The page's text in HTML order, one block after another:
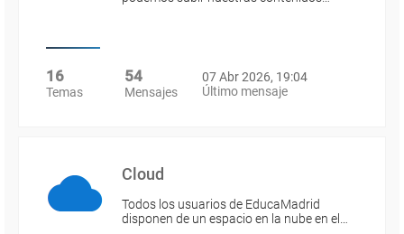
16
Temas
54
Mensajes
07 Abr 2026, 19:04
Último mensaje
Cloud
Todos los usuarios de EducaMadrid
disponen de un espacio en la nube en el…